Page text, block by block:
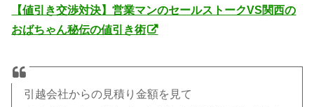
【値引き交渉対決】営業マンのセールストークVS関西の
おばちゃん秘伝の値引き術
引越会社からの見積り金額を見て